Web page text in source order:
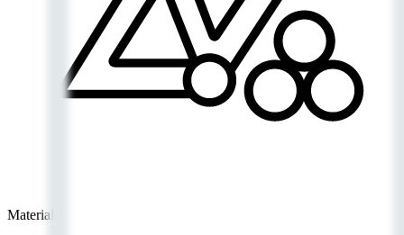
Material